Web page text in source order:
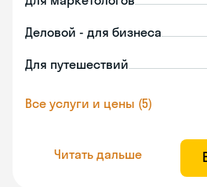
Деловой - для бизнеса
Для путешествий
Все услуги и цены (5)
Читать дальше